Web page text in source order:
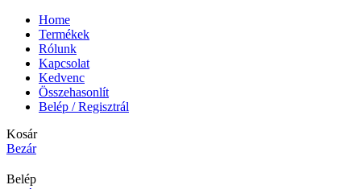
Home
Termékek
Rólunk
Kapcsolat
Kedvenc
Összehasonlít
Belép / Regisztrál
Kosár
Bezár
Belép